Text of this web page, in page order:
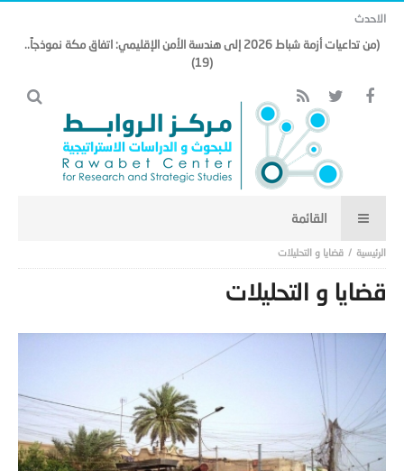
الاحدث
(من تداعيات أزمة شباط 2026 إلى هندسة الأمن الإقليمي: اتفاق مكة نموذجاً..
(19)
قضايا و التحليلات
قضايا و التحليلات